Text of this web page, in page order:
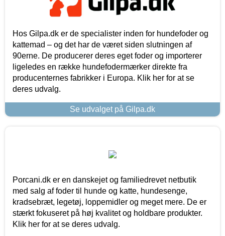
Hos Gilpa.dk er de specialister inden for hundefoder og
kattemad – og det har de været siden slutningen af
90erne. De producerer deres eget foder og importerer
ligeledes en række hundefodermærker direkte fra
producenternes fabrikker i Europa. Klik her for at se
deres udvalg.
Se udvalget på Gilpa.dk
Porcani.dk er en danskejet og familiedrevet netbutik
med salg af foder til hunde og katte, hundesenge,
kradsebræt, legetøj, loppemidler og meget mere. De er
stærkt fokuseret på høj kvalitet og holdbare produkter.
Klik her for at se deres udvalg.